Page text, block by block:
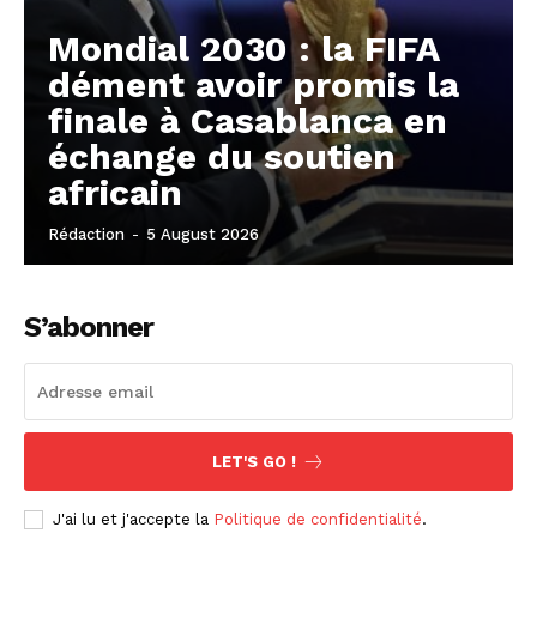
Mondial 2030 : la FIFA
dément avoir promis la
finale à Casablanca en
échange du soutien
africain
Rédaction - 5 August 2026
S’abonner
LET'S GO !
J'ai lu et j'accepte la Politique de confidentialité.